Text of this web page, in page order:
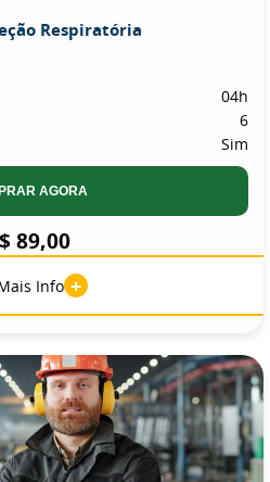
Respiratória
04h
6
Sim
AGORA
89,00
Info +